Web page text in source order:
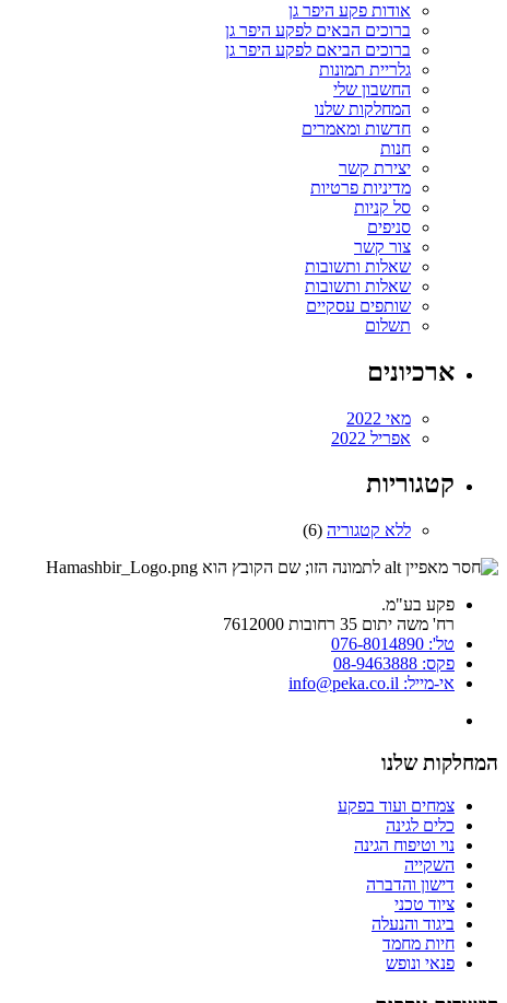
אודות פקע היפר גן
ברוכים הבאים לפקע היפר גן
ברוכים הביאם לפקע היפר גן
גלריית תמונות
החשבון שלי
המחלקות שלנו
חדשות ומאמרים
חנות
יצירת קשר
מדיניות פרטיות
סל קניות
סניפים
צור קשר
שאלות ותשובות
שאלות ותשובות
שותפים עסקיים
תשלום
ארכיונים
מאי 2022
אפריל 2022
קטגוריות
ללא קטגוריה (6)
פקע בע"מ.
רח' משה יתום 35 רחובות 7612000
טל': 076-8014890
פקס: 08-9463888
אי-מייל: info@peka.co.il
המחלקות שלנו
צמחים ועוד בפקע
כלים לגינה
נוי וטיפוח הגינה
השקייה
דישון והדברה
ציוד טכני
ביגוד והנעלה
חיות מחמד
פנאי ונופש